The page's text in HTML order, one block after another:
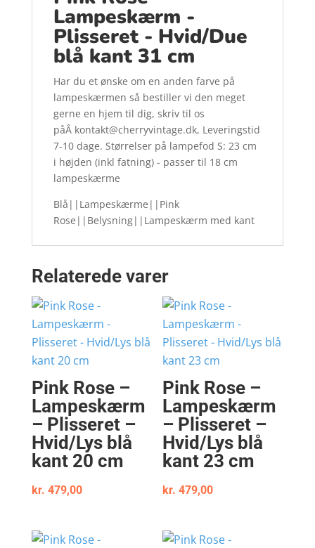
Lampeskærm -
Plisseret - Hvid/Due
blå kant 31 cm
Har du et ønske om en anden farve på
lampeskærmen så bestiller vi den meget
gerne en hjem til dig, skriv til os
påÂ kontakt@cherryvintage.dk, Leveringstid
7-10 dage. Størrelser på lampefod S: 23 cm
i højden (inkl fatning) - passer til 18 cm
lampeskærme
Blå||Lampeskærme||Pink
Rose||Belysning||Lampeskærm med kant
Relaterede varer
Pink Rose –
Lampeskærm
– Plisseret –
Hvid/Lys blå
kant 20 cm
kr. 479,00
Pink Rose –
Lampeskærm
– Plisseret –
Hvid/Lys blå
kant 23 cm
kr. 479,00